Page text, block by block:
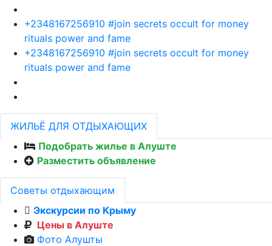
+2348167256910 #join secrets occult for money
rituals power and fame
+2348167256910 #join secrets occult for money
rituals power and fame
ЖИЛЬЁ ДЛЯ ОТДЫХАЮЩИХ
Подобрать жилье в Алуште
Разместить объявление
Советы отдыхающим
Экскурсии по Крыму
Цены в Алуште
Фото Алушты